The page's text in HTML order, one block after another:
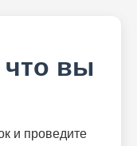
что вы
и проведите